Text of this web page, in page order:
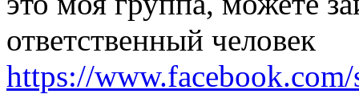
ответственный человек
https://